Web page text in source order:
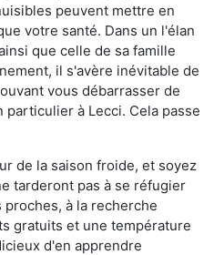
peuvent mettre en
votre santé. Dans un l'élan
que celle de sa famille
il s'avère inévitable de
vous débarrasser de
à Lecci. Cela passe
de la saison froide, et soyez
tarderont pas à se réfugier
à la recherche
gratuits et une température
d'en apprendre